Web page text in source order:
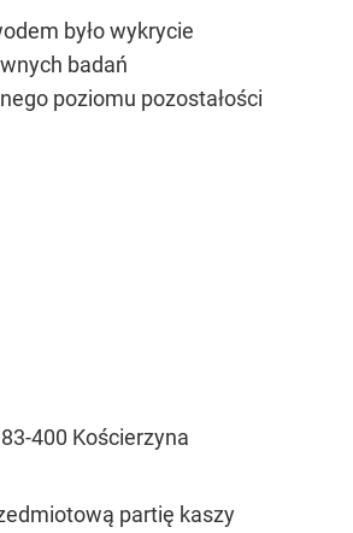
było wykrycie
badań
poziomu pozostałości
400 Kościerzyna
partię kaszy